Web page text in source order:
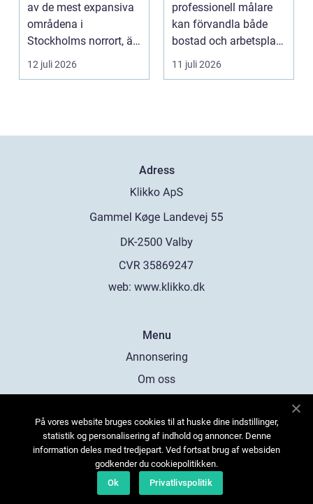
av de mest expansiva
områdena i
Stockholms norrort, är
b...
12 juli 2026
professionell målare
kan förvandla både
bostad och arbetsplats
på kort tid. Färger, yt...
11 juli 2026
Adress
web: www.klikko.dk
Menu
Annonsering
Om oss
Kontakta oss
Sitemap
På vores website bruges cookies til at huske dine indstillinger,
statistik og personalisering af indhold og annoncer. Denne
information deles med tredjepart. Ved fortsat brug af websiden
godkender du cookiepolitikken.
Ok
Privatlivspolitik